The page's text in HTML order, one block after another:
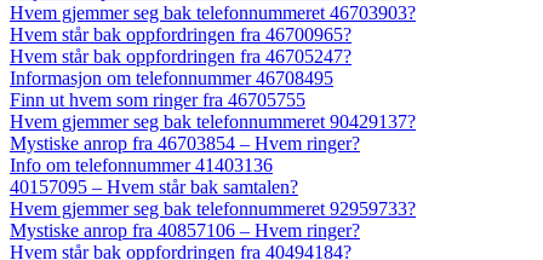
Hvem gjemmer seg bak telefonnummeret 46703903?
Hvem står bak oppfordringen fra 46700965?
Hvem står bak oppfordringen fra 46705247?
Informasjon om telefonnummer 46708495
Finn ut hvem som ringer fra 46705755
Hvem gjemmer seg bak telefonnummeret 90429137?
Mystiske anrop fra 46703854 – Hvem ringer?
Info om telefonnummer 41403136
40157095 – Hvem står bak samtalen?
Hvem gjemmer seg bak telefonnummeret 92959733?
Mystiske anrop fra 40857106 – Hvem ringer?
Hvem står bak oppfordringen fra 40494184?